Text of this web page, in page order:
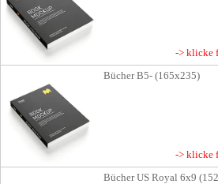
-> klicke
Bücher B5- (165x235)
-> klicke
Bücher US Royal 6x9